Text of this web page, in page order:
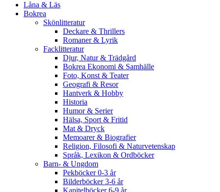
Låna & Läs
Bokrea
Skönlitteratur
Deckare & Thrillers
Romaner & Lyrik
Facklitteratur
Djur, Natur & Trädgård
Bokrea Ekonomi & Samhälle
Foto, Konst & Teater
Geografi & Resor
Hantverk & Hobby
Historia
Humor & Serier
Hälsa, Sport & Fritid
Mat & Dryck
Memoarer & Biografier
Religion, Filosofi & Naturvetenskap
Språk, Lexikon & Ordböcker
Barn- & Ungdom
Pekböcker 0-3 år
Bilderböcker 3-6 år
Kapitelböcker 6-9 år